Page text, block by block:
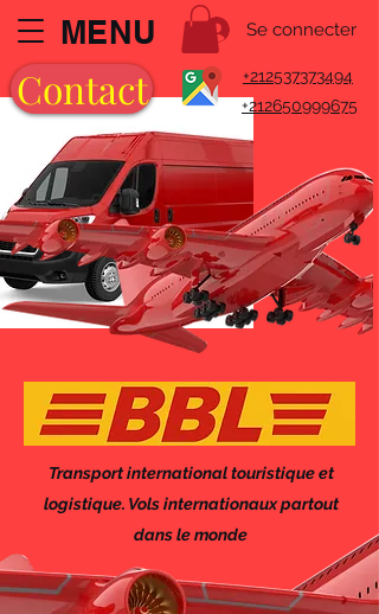
Agence Bigboy
Transport international touristique et
logistique. Vols internationaux partout
dans le monde
Se connecter
MENU
Contact
+212537373494
+212650999675